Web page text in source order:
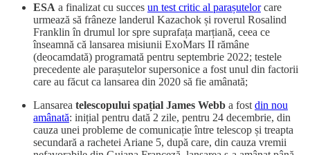
ESA a finalizat cu succes un test critic al parașutelorcare
urmează să frâneze landerul Kazachok și roverul Rosalind
Franklin în drumul lor spre suprafața marțiană, ceea ce
înseamnă că lansarea misiunii ExoMars II rămâne
(deocamdată) programată pentru septembrie 2022; testele
precedente ale parașutelor supersonice a fost unul din factorii
care au făcut ca lansarea din 2020 să fie amânată;
Lansarea telescopului spațial James Webb a fost din nou
amânată: inițial pentru dată 2 zile, pentru 24 decembrie, din
cauza unei probleme de comunicație între telescop și treapta
secundară a rachetei Ariane 5, după care, din cauza vremii